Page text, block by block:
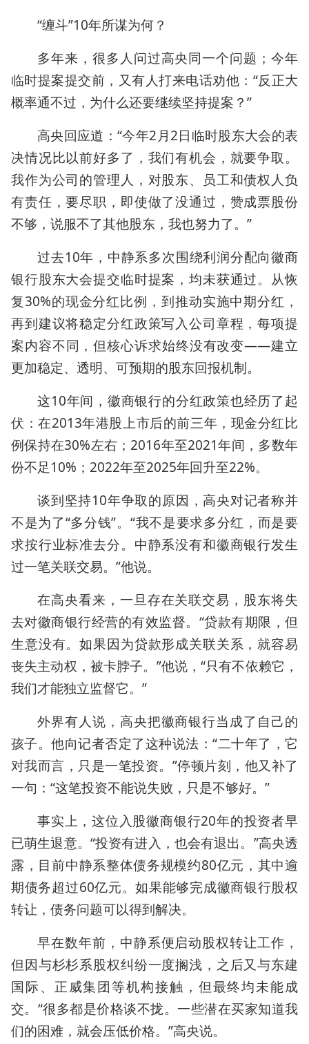
“缠斗”10年所谋为何？
多年来，很多人问过高央同一个问题；今年
临时提案提交前，又有人打来电话劝他：“反正大
概率通不过，为什么还要继续坚持提案？”
高央回应道：“今年2月2日临时股东大会的表
决情况比以前好多了，我们有机会，就要争取。
我作为公司的管理人，对股东、员工和债权人负
有责任，要尽职，即使做了没通过，赞成票股份
不够，说服不了其他股东，我也努力了。”
过去10年，中静系多次围绕利润分配向徽商
银行股东大会提交临时提案，均未获通过。从恢
复30%的现金分红比例，到推动实施中期分红，
再到建议将稳定分红政策写入公司章程，每项提
案内容不同，但核心诉求始终没有改变——建立
更加稳定、透明、可预期的股东回报机制。
这10年间，徽商银行的分红政策也经历了起
伏：在2013年港股上市后的前三年，现金分红比
例保持在30%左右；2016年至2021年间，多数年
份不足10%；2022年至2025年回升至22%。
谈到坚持10年争取的原因，高央对记者称并
不是为了“多分钱”。“我不是要求多分红，而是要
求按行业标准去分。中静系没有和徽商银行发生
过一笔关联交易。”他说。
在高央看来，一旦存在关联交易，股东将失
去对徽商银行经营的有效监督。“贷款有期限，但
生意没有。如果因为贷款形成关联关系，就容易
丧失主动权，被卡脖子。”他说，“只有不依赖它，
我们才能独立监督它。”
外界有人说，高央把徽商银行当成了自己的
孩子。他向记者否定了这种说法：“二十年了，它
对我而言，只是一笔投资。”停顿片刻，他又补了
一句：“这笔投资不能说失败，只是不够好。”
事实上，这位入股徽商银行20年的投资者早
已萌生退意。“投资有进入，也会有退出。”高央透
露，目前中静系整体债务规模约80亿元，其中逾
期债务超过60亿元。如果能够完成徽商银行股权
转让，债务问题可以得到解决。
早在数年前，中静系便启动股权转让工作，
但因与杉杉系股权纠纷一度搁浅，之后又与东建
国际、正威集团等机构接触，但最终均未能成
交。“很多都是价格谈不拢。一些潜在买家知道我
们的困难，就会压低价格。”高央说。